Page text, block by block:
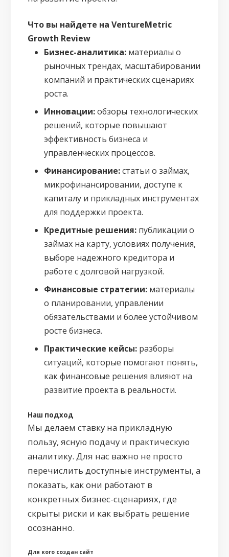
Что вы найдете на VentureMetric
Growth Review
Бизнес-аналитика: материалы о
рыночных трендах, масштабировании
компаний и практических сценариях
роста.
Инновации:обзоры технологических
решений, которые повышают
эффективность бизнеса и
управленческих процессов.
Финансирование:статьи о займах,
микрофинансировании, доступе к
капиталу и прикладных инструментах
для поддержки проекта.
Кредитные решения: публикации о
займах на карту, условиях получения,
выборе надежного кредитора и
работе с долговой нагрузкой.
Финансовые стратегии: материалы
о планировании, управлении
обязательствами и более устойчивом
росте бизнеса.
Практические кейсы: разборы
ситуаций, которые помогают понять,
как финансовые решения влияют на
развитие проекта в реальности.
Наш подход
Мы делаем ставку на прикладную
пользу, ясную подачу и практическую
аналитику. Для нас важно не просто
перечислить доступные инструменты, а
показать, как они работают в
конкретных бизнес-сценариях, где
скрыты риски и как выбрать решение
осознанно.
Для кого создан сайт